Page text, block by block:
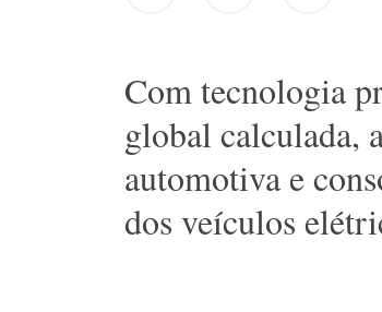
Com tecnologia
global calculada,
automotiva e
dos veículos